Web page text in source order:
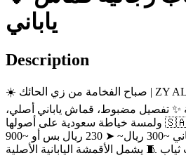
ياباني
Description
☀️ صباح الفخامة من زي الحائك | ZY ALHAIK ☀️ تخيل تبدأ يومك
✨ تفصيل مضبوط، قماش ياباني أصلي،
ولمسة خياطة سعودية على أصولها 🇸🇦 💎 عرضنا الصباحي
للحبايب: 👕 الثوب الياباني ~300 ريال~ ➤ 230 ريال بس أو ~900
لثلاث ثياب 🧵 يشمل الأقمشة اليابانية الأصلية